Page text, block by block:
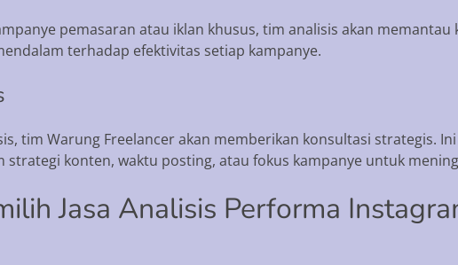
pemasaran atau iklan khusus, tim analisis akan
terhadap efektivitas setiap kampanye.
tim Warung Freelancer akan memberikan konsultasi strategis.
strategi konten, waktu posting, atau fokus kampanye untuk
Jasa Analisis Performa